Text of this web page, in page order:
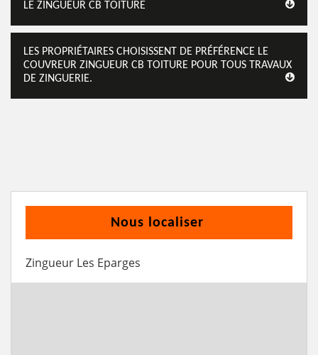
LE ZINGUEUR CB TOITURE
LES PROPRIÉTAIRES CHOISISSENT DE PRÉFÉRENCE LE
COUVREUR ZINGUEUR CB TOITURE POUR TOUS TRAVAUX
DE ZINGUERIE.
Nous localiser
Zingueur Les Eparges